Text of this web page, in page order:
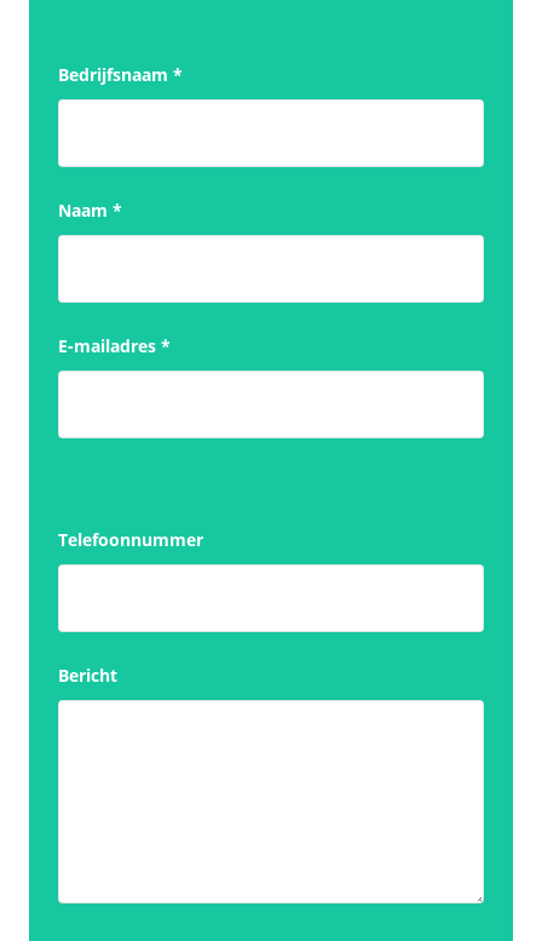
Bedrijfsnaam *
Naam *
E-mailadres *
Telefoonnummer
Bericht